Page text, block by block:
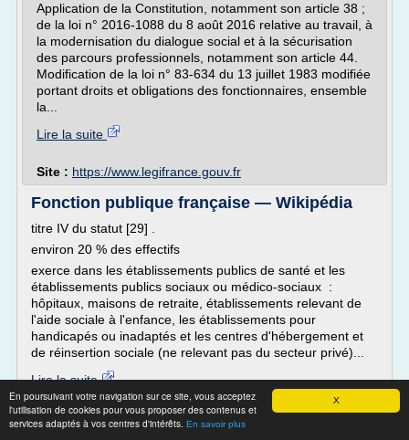
X
En poursuivant votre navigation sur ce site, vous acceptez
l'utilisation de cookies pour vous proposer des contenus et
services adaptés à vos centres d'intérêts. En savoir plus
Application de la Constitution, notamment son article 38 ;
de la loi n° 2016-1088 du 8 août 2016 relative au travail, à
la modernisation du dialogue social et à la sécurisation
des parcours professionnels, notamment son article 44.
Modification de la loi n° 83-634 du 13 juillet 1983 modifiée
portant droits et obligations des fonctionnaires, ensemble
la...
Lire la suite
Site : https://www.legifrance.gouv.fr
Fonction publique française — Wikipédia
titre IV du statut [29] .
environ 20 % des effectifs
exerce dans les établissements publics de santé et les
établissements publics sociaux ou médico-sociaux :
hôpitaux, maisons de retraite, établissements relevant de
l'aide sociale à l'enfance, les établissements pour
handicapés ou inadaptés et les centres d'hébergement et
de réinsertion sociale (ne relevant pas du secteur privé)...
Lire la suite
Date:2019-02-11 20:30:49
Site : https://fr.m.wikipedia.org